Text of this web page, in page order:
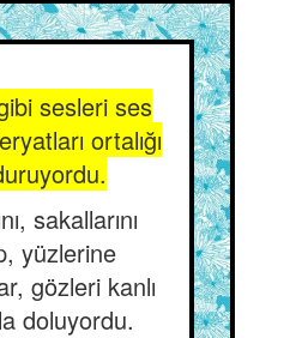
sesleri ses
ortalığı
sakallarını
yüzlerine
gözleri kanlı
doluyordu.